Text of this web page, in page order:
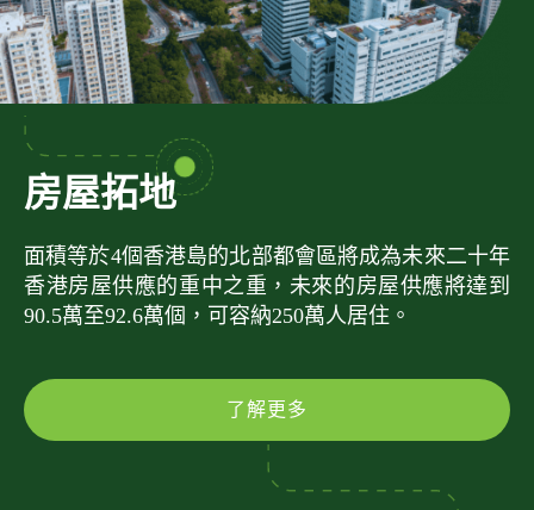
房屋拓地
面積等於4個香港島的北部都會區將成為未來二十年
香港房屋供應的重中之重，未來的房屋供應將達到
90.5萬至92.6萬個，可容納250萬人居住。
了解更多